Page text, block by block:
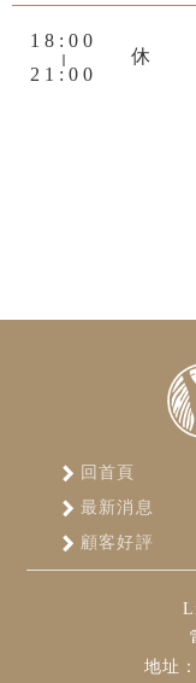
18:00
-
21:00
休
回首頁
最新消息
顧客好評